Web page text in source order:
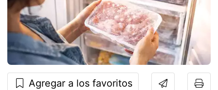
Agregar a los favoritos